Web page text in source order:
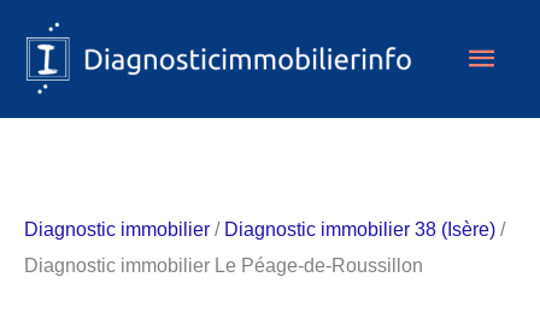
contenu
Diagnostic immobilier / Diagnostic immobilier 38 (Isère) /
Diagnostic immobilier Le Péage-de-Roussillon